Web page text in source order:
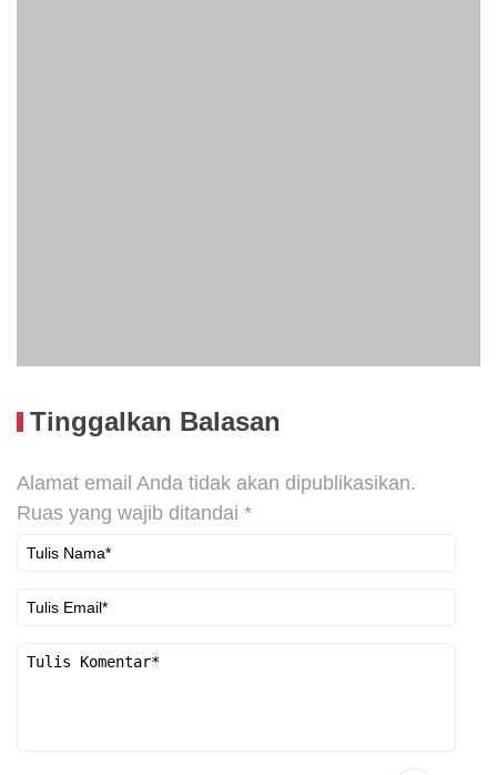
Tinggalkan Balasan
Alamat email Anda tidak akan dipublikasikan.
Ruas yang wajib ditandai *